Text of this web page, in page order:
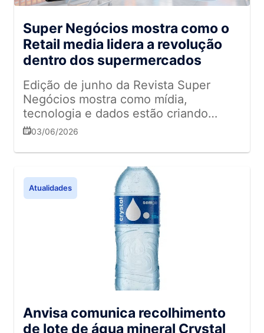
Super Negócios mostra como o
Retail media lidera a revolução
dentro dos supermercados
Edição de junho da Revista Super
Negócios mostra como mídia,
tecnologia e dados estão criando
novas oportunidades para varejistas,
03/06/2026
Atualidades
Anvisa comunica recolhimento
de lote de água mineral Crystal